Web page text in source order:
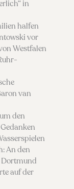
in
halfen
vor
Westfalen
van
den
An den
Dortmund
auf der